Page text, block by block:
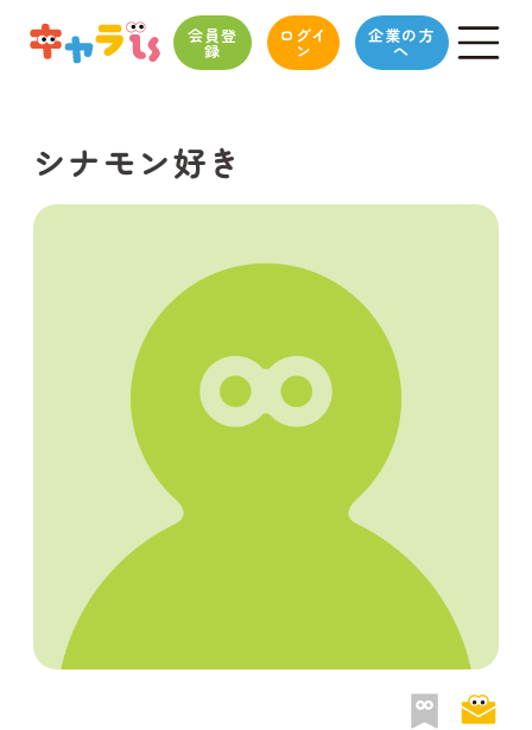
会員登
録
ログイ
ン
企業の方
へ
シナモン好き